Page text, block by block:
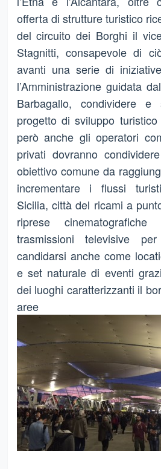
offerta di strutture turistico
del circuito dei Borghi il
Stagnitti, consapevole di
avanti una serie di
l’Amministrazione guidata
Barbagallo, condividere
progetto di sviluppo
però anche gli operatori
privati dovranno
obiettivo comune da
incrementare i flussi
Sicilia, città del ricami a
riprese
trasmissioni televisive
candidarsi anche come
e set naturale di eventi
dei luoghi caratterizzanti il
aree